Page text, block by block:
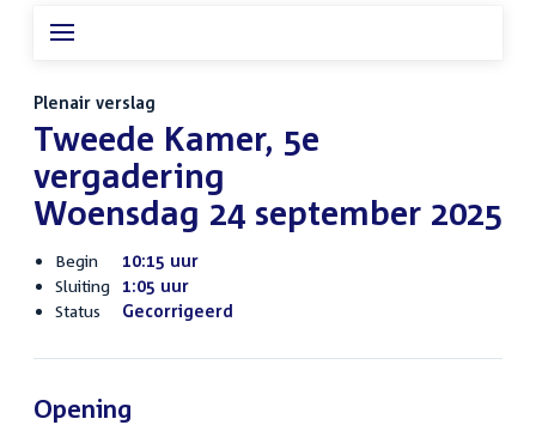
Plenair verslag
Tweede Kamer, 5e
vergadering
Woensdag 24 september 2025
Begin
10:15 uur
Sluiting
1:05 uur
Status
Gecorrigeerd
Opening